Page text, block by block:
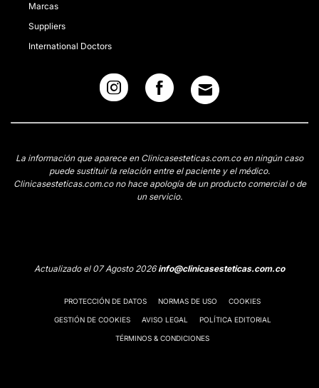
Marcas
Suppliers
International Doctors
La información que aparece en Clinicasesteticas.com.co en ningún caso
puede sustituir la relación entre el paciente y el médico.
Clinicasesteticas.com.co no hace apología de un producto comercial o de
un servicio.
Actualizado el 07 Agosto 2026info@clinicasesteticas.com.co
PROTECCIÓN DE DATOS NORMAS DE USO COOKIES
GESTIÓN DE COOKIES AVISO LEGAL POLÍTICA EDITORIAL
TÉRMINOS & CONDICIONES